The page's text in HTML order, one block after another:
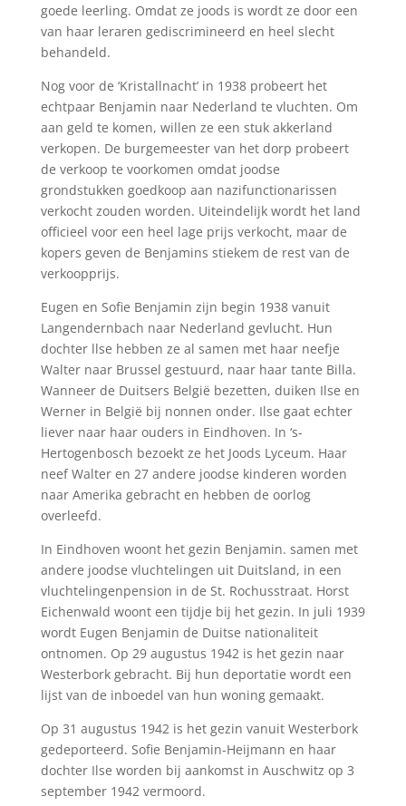
goede leerling. Omdat ze joods is wordt ze door een
van haar leraren gediscrimineerd en heel slecht
behandeld.
Nog voor de ‘Kristallnacht’ in 1938 probeert het
echtpaar Benjamin naar Nederland te vluchten. Om
aan geld te komen, willen ze een stuk akkerland
verkopen. De burgemeester van het dorp probeert
de verkoop te voorkomen omdat joodse
grondstukken goedkoop aan nazi­functionarissen
verkocht zouden worden. Uiteindelijk wordt het land
officieel voor een heel lage prijs verkocht, maar de
kopers geven de Benjamins stiekem de rest van de
verkoopprijs.
Eugen en Sofie Benjamin zijn begin 1938 vanuit
Langendernbach naar Nederland gevlucht. Hun
dochter llse hebben ze al samen met haar neefje
Walter naar Brussel gestuurd, naar haar tante Billa.
Wanneer de Duitsers België bezetten, duiken Ilse en
Werner in België bij nonnen onder. Ilse gaat echter
liever naar haar ouders in Eindhoven. In ‘s-
Hertogenbosch bezoekt ze het Joods Lyceum. Haar
neef Walter en 27 andere joodse kinderen worden
naar Amerika gebracht en hebben de oorlog
overleefd.
In Eindhoven woont het gezin Benjamin. samen met
andere joodse vluchtelingen uit Duitsland, in een
vluchtelingenpension in de St. Rochusstraat. Horst
Eichenwald woont een tijdje bij het gezin. In juli 1939
wordt Eugen Benjamin de Duitse nationaliteit
ontnomen. Op 29 augustus 1942 is het gezin naar
Westerbork gebracht. Bij hun deportatie wordt een
lijst van de inboedel van hun woning gemaakt.
Op 31 augustus 1942 is het gezin vanuit Westerbork
gedeporteerd. Sofie Benjamin-Heijmann en haar
dochter Ilse worden bij aankomst in Auschwitz op 3
september 1942 vermoord.